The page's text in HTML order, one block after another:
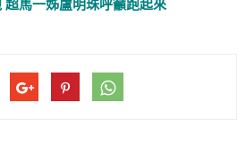
馬一姊盧明珠呼籲跑起來